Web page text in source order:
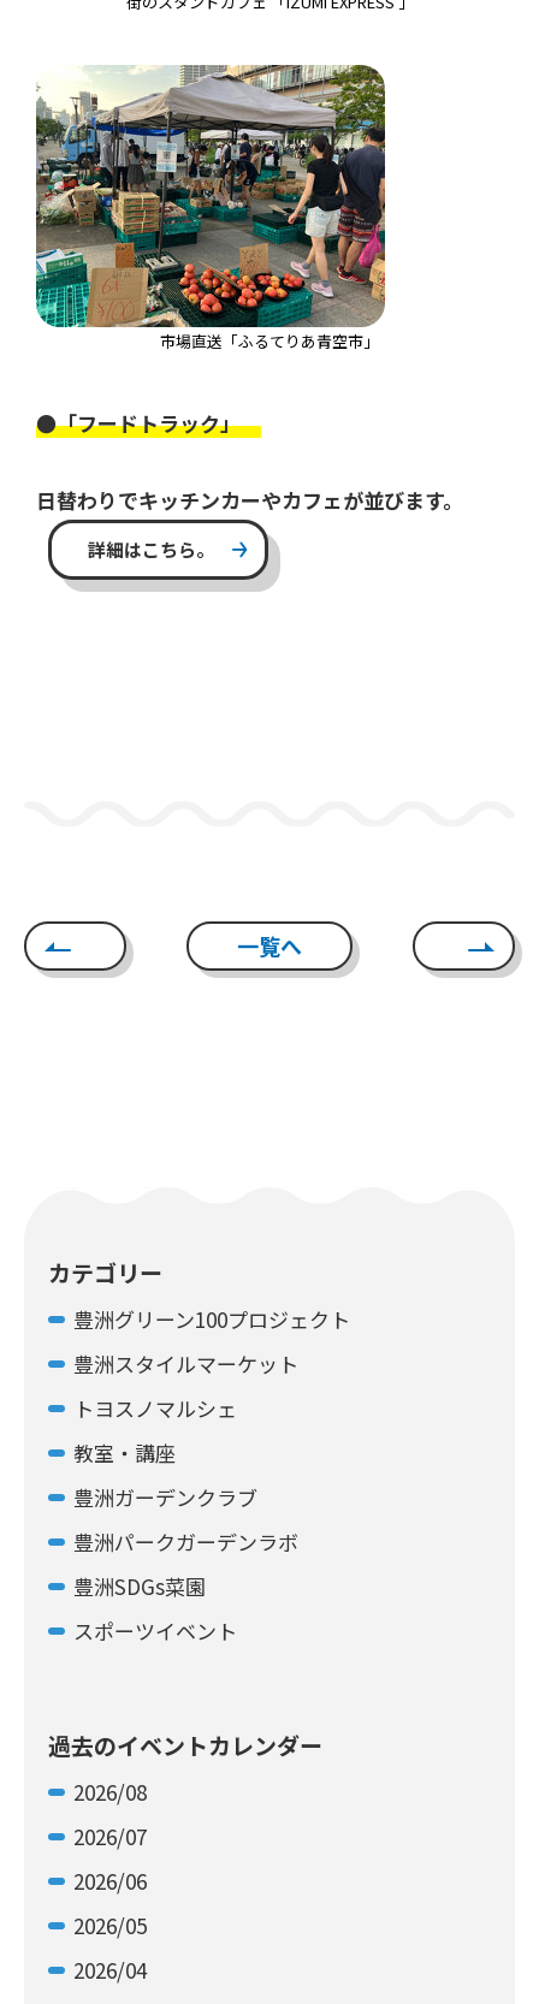
市場直送「ふるてりあ青空市」
●「フードトラック」
日替わりでキッチンカーやカフェが並びます。
詳細はこちら。
一覧へ
カテゴリー
豊洲グリーン100プロジェクト
豊洲スタイルマーケット
トヨスノマルシェ
教室・講座
豊洲ガーデンクラブ
豊洲パークガーデンラボ
豊洲SDGs菜園
スポーツイベント
過去のイベントカレンダー
2026/08
2026/07
2026/06
2026/05
2026/04